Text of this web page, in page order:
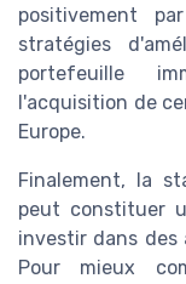
positivement
stratégies
portefeuille
l'acquisition de
Europe.
Finalement, la
peut constituer
investir dans des
Pour mieux